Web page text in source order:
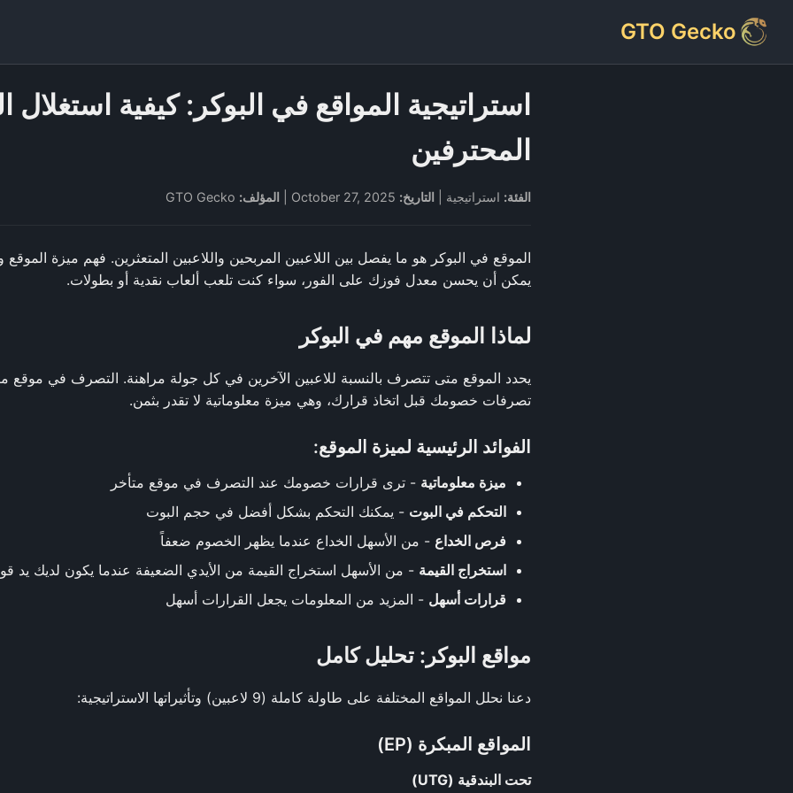
GTO Gecko
استراتيجية المواقع في البوكر: كيفية استغلال
المحترفين
الفئة: استراتيجية | التاريخ: المؤلف:
الموقع في البوكر هو ما يفصل بين اللاعبين المربحين واللاعبين المتعثرين. فهم ميزة الموقع
يمكن أن يحسن معدل فوزك على الفور، سواء كنت تلعب ألعاب نقدية أو بطولات.
لماذا الموقع مهم في البوكر
يحدد الموقع متى تتصرف بالنسبة للاعبين الآخرين في كل جولة مراهنة. التصرف في موقع
تصرفات خصومك قبل اتخاذ قرارك، وهي ميزة معلوماتية لا تقدر بثمن.
الفوائد الرئيسية لميزة الموقع:
ميزة معلوماتية - ترى قرارات خصومك عند التصرف في موقع متأخر
التحكم في البوت - يمكنك التحكم بشكل أفضل في حجم البوت
فرص الخداع - من الأسهل الخداع عندما يظهر الخصوم ضعفاً
استخراج القيمة - من الأسهل استخراج القيمة من الأيدي الضعيفة عندما يكون لديك يد
قرارات أسهل - المزيد من المعلومات يجعل القرارات أسهل
مواقع البوكر: تحليل كامل
دعنا نحلل المواقع المختلفة على طاولة كاملة (9 لاعبين) وتأثيراتها الاستراتيجية:
المواقع المبكرة (EP)
تحت البندقية (UTG)